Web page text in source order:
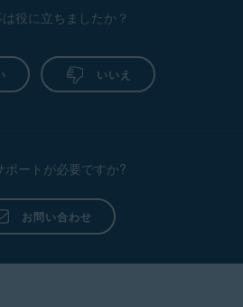
役に立ちましたか？
いいえ
ポートが必要ですか?
お問い合わせ